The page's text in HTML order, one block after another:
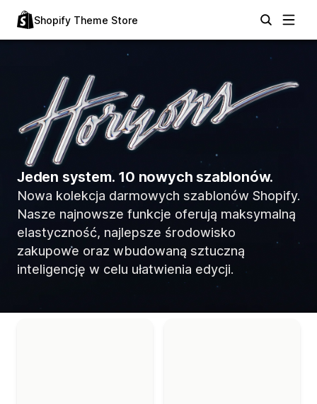
Shopify Theme Store
Jeden system. 10 nowych szablonów.
Nowa kolekcja darmowych szablonów Shopify.
Nasze najnowsze funkcje oferują maksymalną
elastyczność, najlepsze środowisko
zakupowe oraz wbudowaną sztuczną
inteligencję w celu ułatwienia edycji.